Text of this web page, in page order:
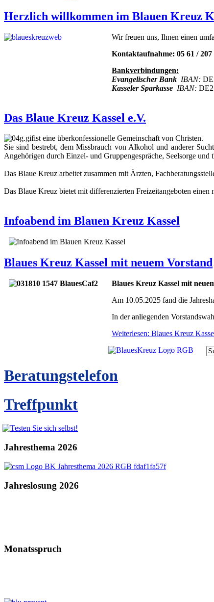
Herzlich willkommen im Blauen Kreuz
Wir freuen uns, Ihnen einen
Kontaktaufnahme: 05 61 /
Bankverbindungen:
Evangelischer Bank IBAN:
Kasseler Sparkasse IBAN:
Das Blaue Kreuz Kassel e.V.
ist eine überkonfessionelle Gemeinschaft von Christen.
Sie sind bestrebt, dem Missbrauch von Alkohol und anderer
Angehörigen durch Einzel- und Gruppengespräche, Seelsorge und
Das Blaue Kreuz arbeitet zusammen mit Ärzten,
Das Blaue Kreuz bietet mit differenzierten Freizeitangeboten
Infoabend im Blauen Kreuz Kassel
Blaues Kreuz Kassel mit neuem Vorstand
Blaues Kreuz Kassel mit
Am 10.05.2025 fand die
In der anliegenden
Weiterlesen: Blaues Kreuz
Beratungstelefon
Treffpunkt
Jahresthema 2026
Jahreslosung 2026
Monatsspruch